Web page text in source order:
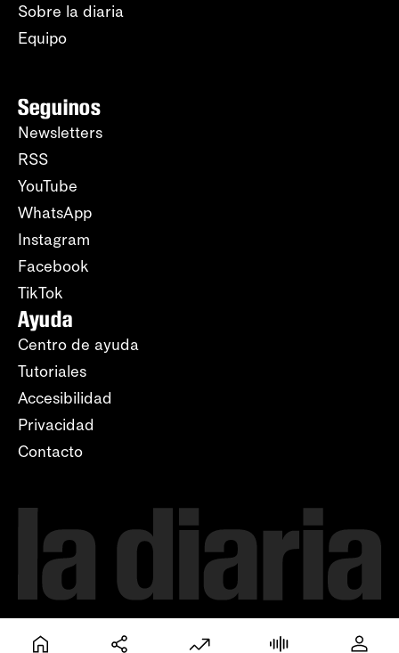
Sobre la diaria
Equipo
Seguinos
Newsletters
RSS
YouTube
WhatsApp
Instagram
Facebook
TikTok
Ayuda
Centro de ayuda
Tutoriales
Accesibilidad
Privacidad
Contacto